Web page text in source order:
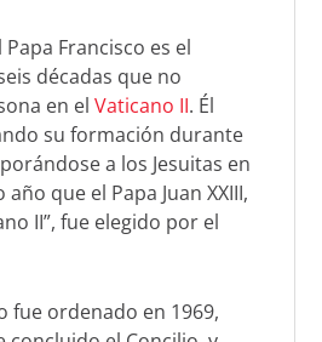
Francisco es el
décadas que no
en el Vaticano II. Él
su formación durante
a los Jesuitas en
que el Papa Juan XXIII,
II”, fue elegido por el
fue ordenado en 1969,